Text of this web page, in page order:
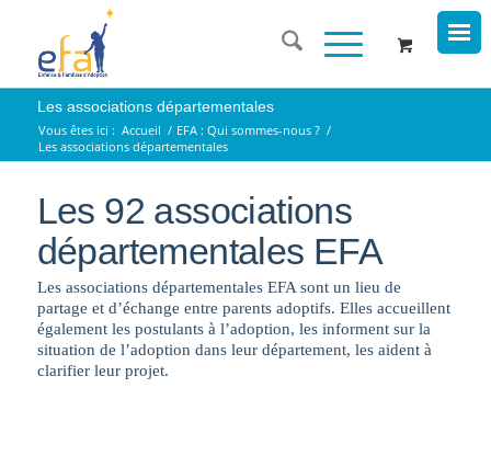
Les associations départementales
Vous êtes ici : Accueil / EFA : Qui sommes-nous ? /
Les associations départementales
Les 92 associations
départementales EFA
Les associations départementales EFA sont un lieu de
partage et d’échange entre parents adoptifs. Elles accueillent
également les postulants à l’adoption, les informent sur la
situation de l’adoption dans leur département, les aident à
clarifier leur projet.